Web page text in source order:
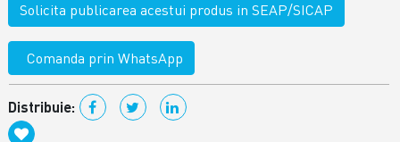
Solicita publicarea acestui produs in SEAP/SICAP
Comanda prin WhatsApp
Distribuie: